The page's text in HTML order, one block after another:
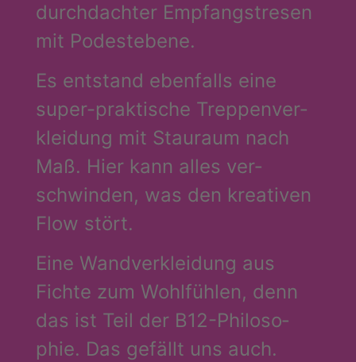
durch­dach­ter Emp­fangs­tre­sen
mit Podestebene.
Es ent­stand eben­falls eine
super-prak­ti­sche Trep­pen­ver­
klei­dung mit Stau­raum nach
Maß. Hier kann alles ver­
schwin­den, was den krea­ti­ven
Flow stört.
Eine Wand­ver­klei­dung aus
Fich­te zum Wohl­füh­len, denn
das ist Teil der B12-Phi­lo­so­
phie. Das gefällt uns auch.